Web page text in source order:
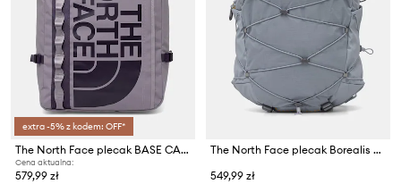
extra -5% z kodem: OFF*
The North Face plecak BASE CAMP 30 l
Cena aktualna:
579,99 zł
The North Face plecak Borealis Luxe 27L
549,99 zł